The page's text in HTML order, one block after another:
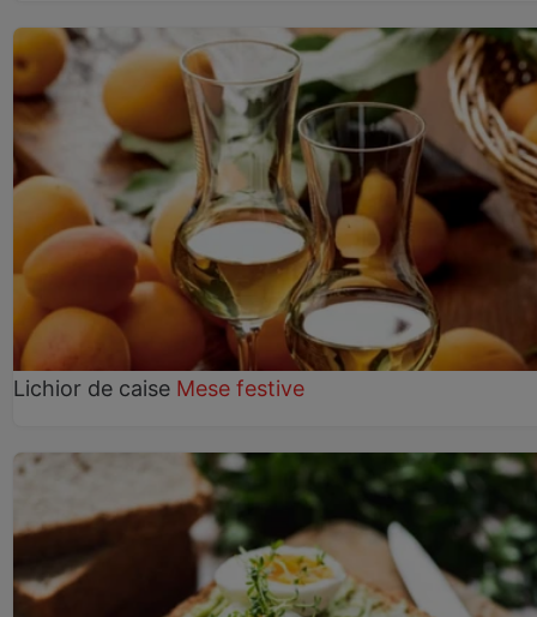
Lichior de caise Mese festive